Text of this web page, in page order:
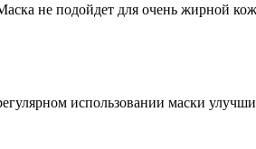
не подойдет для очень жирной
использовании маски